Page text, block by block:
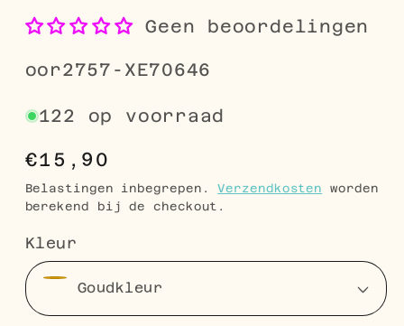
Geen beoordelingen
SKU:
oor2757-XE70646
122 op voorraad
Normale
prijs
€15,90
Belastingen inbegrepen.Verzendkosten worden
berekend bij de checkout.
Kleur